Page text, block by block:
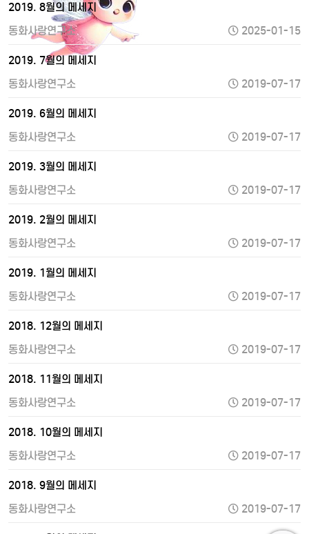
2019. 8월의 메세지
동화사랑연구소
2025-01-15
2019. 7월의 메세지
동화사랑연구소
2019-07-17
2019. 6월의 메세지
동화사랑연구소
2019-07-17
2019. 3월의 메세지
동화사랑연구소
2019-07-17
2019. 2월의 메세지
동화사랑연구소
2019-07-17
2019. 1월의 메세지
동화사랑연구소
2019-07-17
2018. 12월의 메세지
동화사랑연구소
2019-07-17
2018. 11월의 메세지
동화사랑연구소
2019-07-17
2018. 10월의 메세지
동화사랑연구소
2019-07-17
2018. 9월의 메세지
동화사랑연구소
2019-07-17